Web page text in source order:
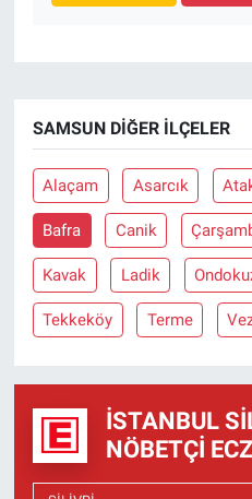
SAMSUN DIĞER İLÇELER
Alaçam Asarcık
Bafra Canik
Kavak Ladik
Tekkeköy Terme
İSTANBUL
NÖBETÇI